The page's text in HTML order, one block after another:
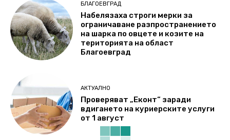
БЛАГОЕВГРАД
Набелязаха строги мерки за
ограничаване разпространението
на шарка по овцете и козите на
територията на област
Благоевград
АКТУАЛНО
Проверяват „Еконт“ заради
вдигането на куриерските услуги
от 1 август